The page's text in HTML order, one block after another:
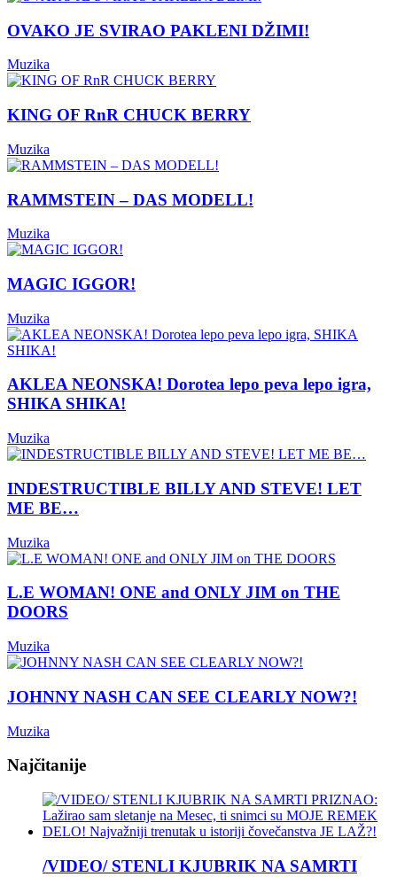
OVAKO JE SVIRAO PAKLENI DŽIMI!
Muzika
KING OF RnR CHUCK BERRY
Muzika
RAMMSTEIN – DAS MODELL!
Muzika
MAGIC IGGOR!
Muzika
AKLEA NEONSKA! Dorotea lepo peva lepo igra,
SHIKA SHIKA!
Muzika
INDESTRUCTIBLE BILLY AND STEVE! LET
ME BE…
Muzika
L.E WOMAN! ONE and ONLY JIM on THE
DOORS
Muzika
JOHNNY NASH CAN SEE CLEARLY NOW?!
Muzika
Najčitanije
/VIDEO/ STENLI KJUBRIK NA SAMRTI